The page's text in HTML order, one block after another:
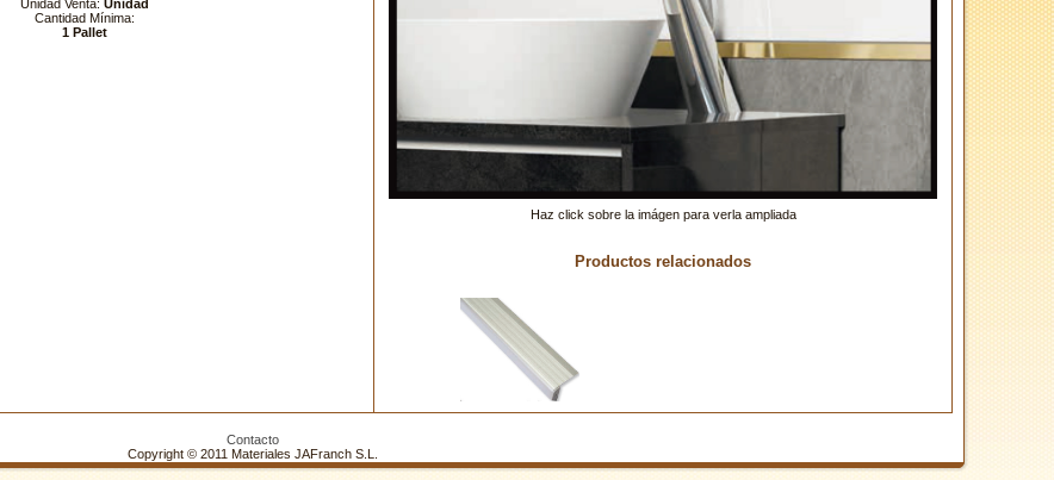
Unidad Venta: Unidad
Cantidad Mínima:
1 Pallet
Haz click sobre la imágen para verla ampliada
Productos relacionados
Contacto
Copyright © 2011 Materiales JAFranch S.L.